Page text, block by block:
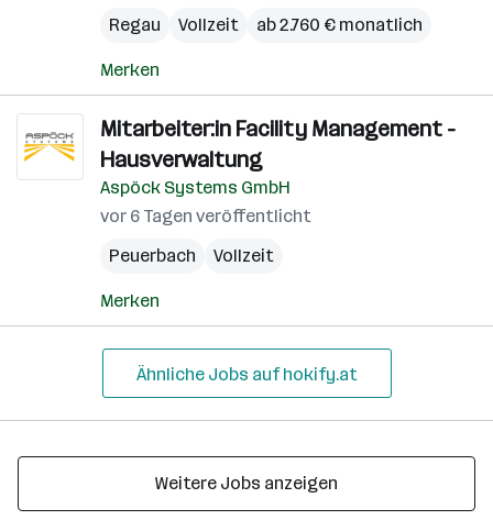
Regau
Vollzeit ab 2.760 € monatlich
Merken
Mitarbeiter:in Facility Management -
Hausverwaltung
Aspöck Systems GmbH
vor 6 Tagen veröffentlicht
Peuerbach
Vollzeit
Merken
Ähnliche Jobs auf hokify.at
Weitere Jobs anzeigen